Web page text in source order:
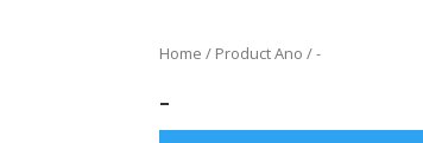
Home / Product Ano / -
-